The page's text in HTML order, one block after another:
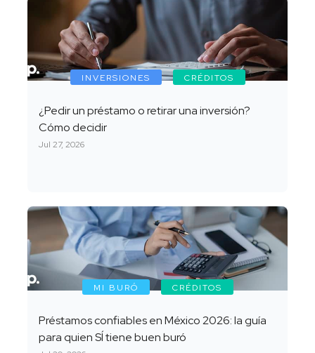
INVERSIONES CRÉDITOS
¿Pedir un préstamo o retirar una inversión?
Cómo decidir
Jul 27, 2026
MI BURÓ CRÉDITOS
Préstamos confiables en México 2026: la guía
para quien SÍ tiene buen buró